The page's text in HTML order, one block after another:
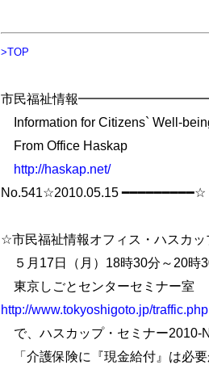
>TOP
市民福祉情報
Information for Citizens` Well-
From Office Haskap
http://haskap.net/
No.541☆2010.05.15 ━━━━━━━━━☆
☆市民福祉情報オフィス・ハスカッ
５月17日（月）18時30分～20時
東京しごとセンターセミナー室
http://www.tokyoshigoto.jp/traffic.php
で、ハスカップ・セミナー2010-
「介護保険に『現金給付』は必要